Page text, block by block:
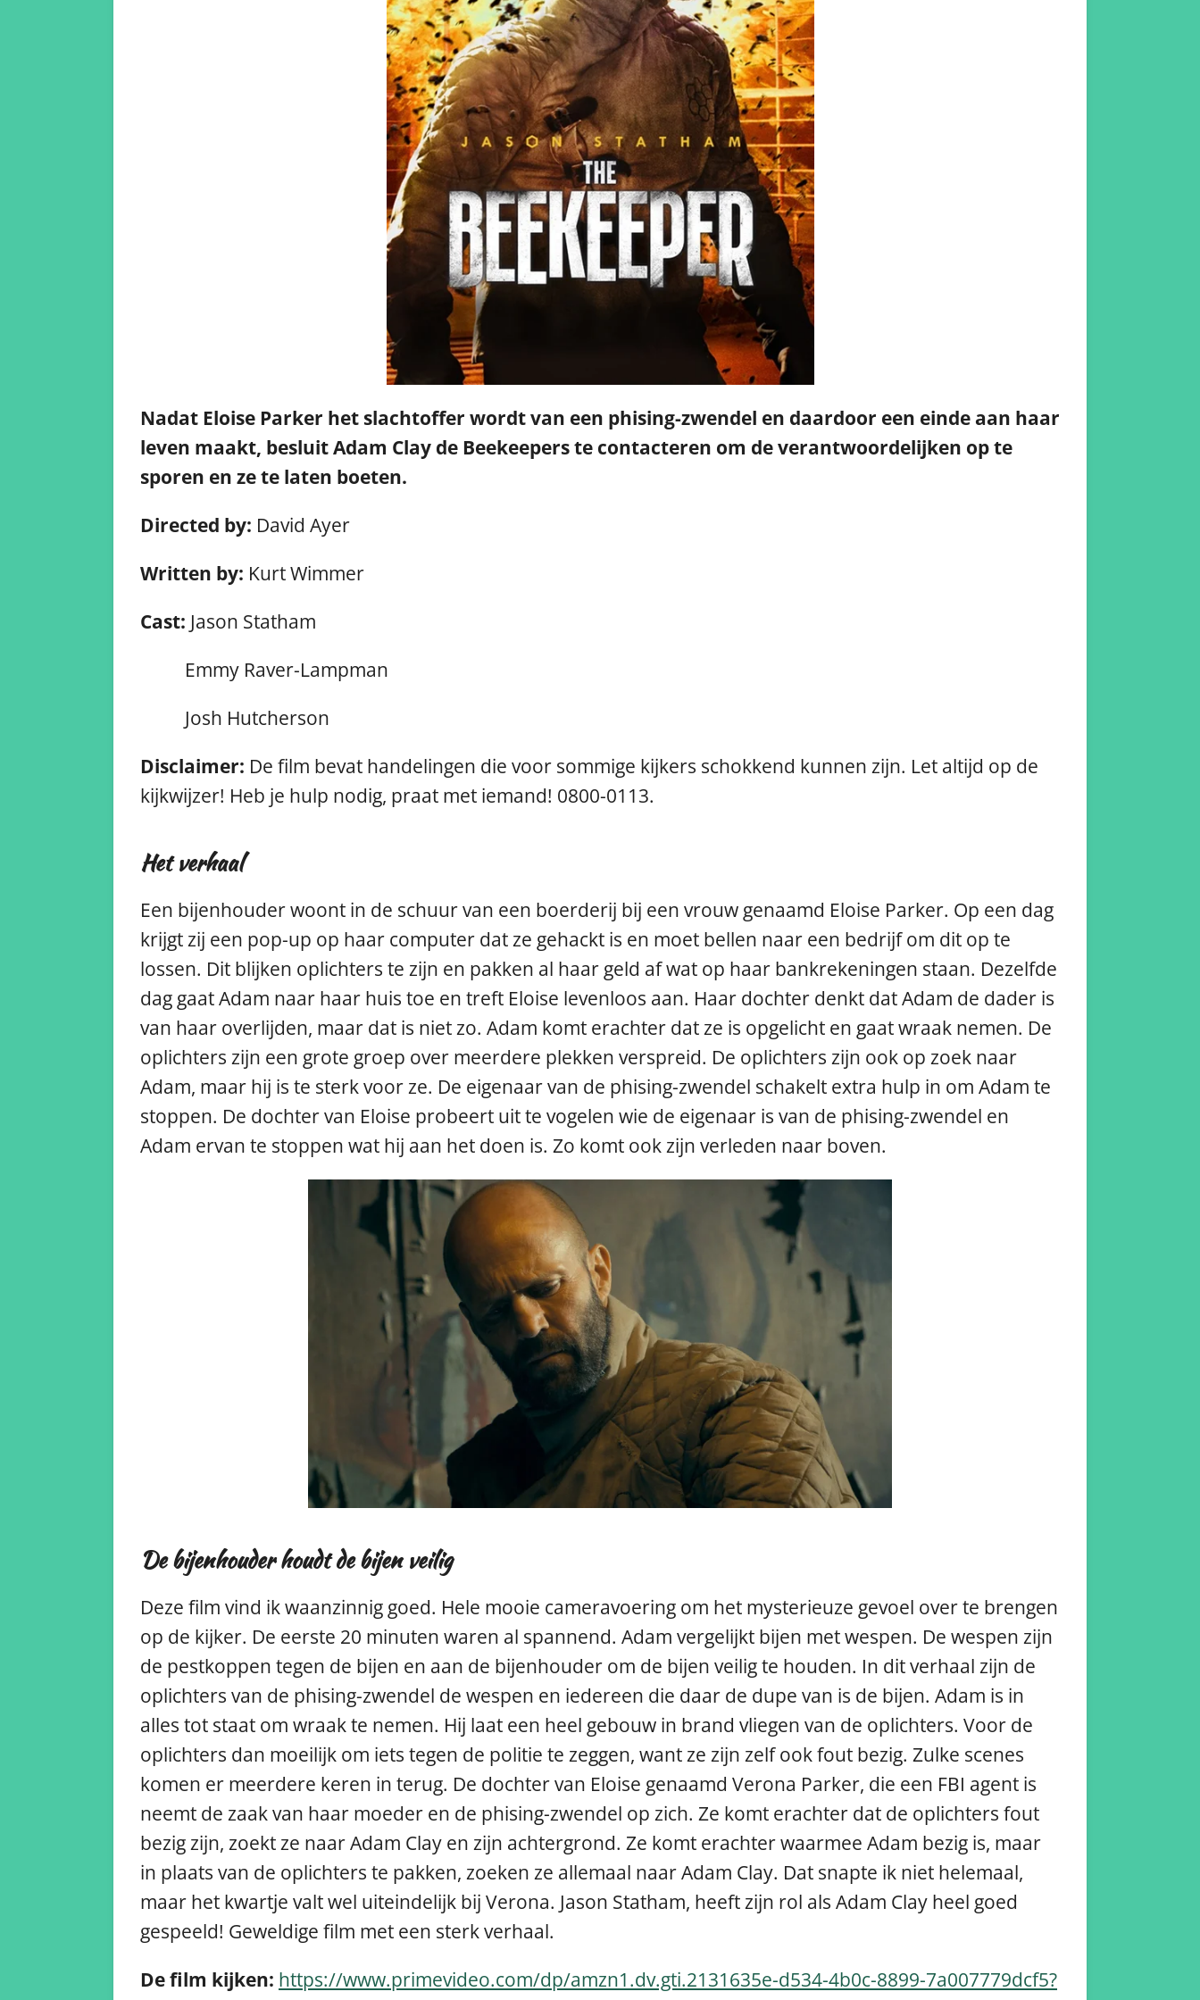
Nadat Eloise Parker het slachtoffer wordt van een phising-zwendel en daardoor een einde aan haar
leven maakt, besluit Adam Clay de Beekeepers te contacteren om de verantwoordelijken op te
sporen en ze te laten boeten.
Directed by: David Ayer
Written by: Kurt Wimmer
Cast: Jason Statham
Emmy Raver-Lampman
Josh Hutcherson
Disclaimer: De film bevat handelingen die voor sommige kijkers schokkend kunnen zijn. Let altijd op de
kijkwijzer! Heb je hulp nodig, praat met iemand! 0800-0113.
Het verhaal
Een bijenhouder woont in de schuur van een boerderij bij een vrouw genaamd Eloise Parker. Op een dag
krijgt zij een pop-up op haar computer dat ze gehackt is en moet bellen naar een bedrijf om dit op te
lossen. Dit blijken oplichters te zijn en pakken al haar geld af wat op haar bankrekeningen staan. Dezelfde
dag gaat Adam naar haar huis toe en treft Eloise levenloos aan. Haar dochter denkt dat Adam de dader is
van haar overlijden, maar dat is niet zo. Adam komt erachter dat ze is opgelicht en gaat wraak nemen. De
oplichters zijn een grote groep over meerdere plekken verspreid. De oplichters zijn ook op zoek naar
Adam, maar hij is te sterk voor ze. De eigenaar van de phising-zwendel schakelt extra hulp in om Adam te
stoppen. De dochter van Eloise probeert uit te vogelen wie de eigenaar is van de phising-zwendel en
Adam ervan te stoppen wat hij aan het doen is. Zo komt ook zijn verleden naar boven.
De bijenhouder houdt de bijen veilig
Deze film vind ik waanzinnig goed. Hele mooie cameravoering om het mysterieuze gevoel over te brengen
op de kijker. De eerste 20 minuten waren al spannend. Adam vergelijkt bijen met wespen. De wespen zijn
de pestkoppen tegen de bijen en aan de bijenhouder om de bijen veilig te houden. In dit verhaal zijn de
oplichters van de phising-zwendel de wespen en iedereen die daar de dupe van is de bijen. Adam is in
alles tot staat om wraak te nemen. Hij laat een heel gebouw in brand vliegen van de oplichters. Voor de
oplichters dan moeilijk om iets tegen de politie te zeggen, want ze zijn zelf ook fout bezig. Zulke scenes
komen er meerdere keren in terug. De dochter van Eloise genaamd Verona Parker, die een FBI agent is
neemt de zaak van haar moeder en de phising-zwendel op zich. Ze komt erachter dat de oplichters fout
bezig zijn, zoekt ze naar Adam Clay en zijn achtergrond. Ze komt erachter waarmee Adam bezig is, maar
in plaats van de oplichters te pakken, zoeken ze allemaal naar Adam Clay. Dat snapte ik niet helemaal,
maar het kwartje valt wel uiteindelijk bij Verona. Jason Statham, heeft zijn rol als Adam Clay heel goed
gespeeld! Geweldige film met een sterk verhaal.
De film kijken: https://www.primevideo.com/dp/amzn1.dv.gti.2131635e-d534-4b0c-8899-7a007779dcf5?